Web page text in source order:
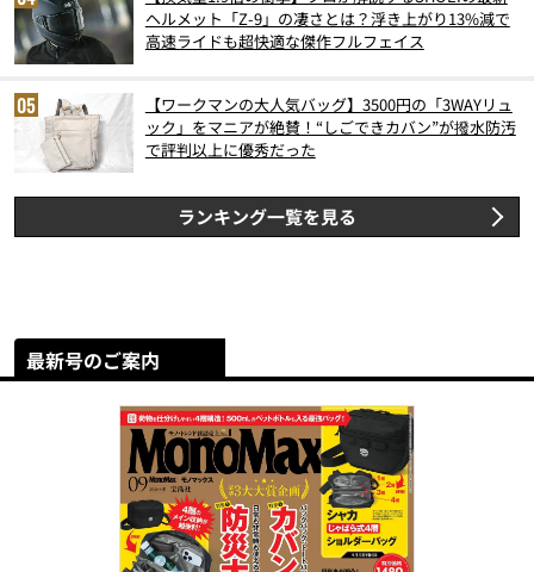
ヘルメット「Z-9」の凄さとは？浮き上がり13%減で
高速ライドも超快適な傑作フルフェイス
【ワークマンの大人気バッグ】3500円の「3WAYリュ
ック」をマニアが絶賛！“しごできカバン”が撥水防汚
で評判以上に優秀だった
ランキング一覧を見る
最新号のご案内